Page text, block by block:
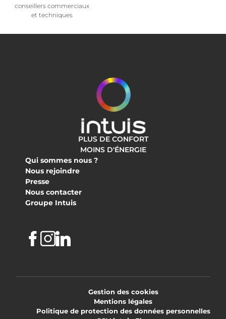
conseillers commerciaux
et techniques
PLUS DE CONFORT
MOINS D'ÉNERGIE
Qui sommes nous ?
Nous rejoindre
Presse
Nous contacter
Groupe Intuis
Facebook
Instagram
Linkedin
Gestion des cookies
Mentions légales
Politique de protection des données personnelles